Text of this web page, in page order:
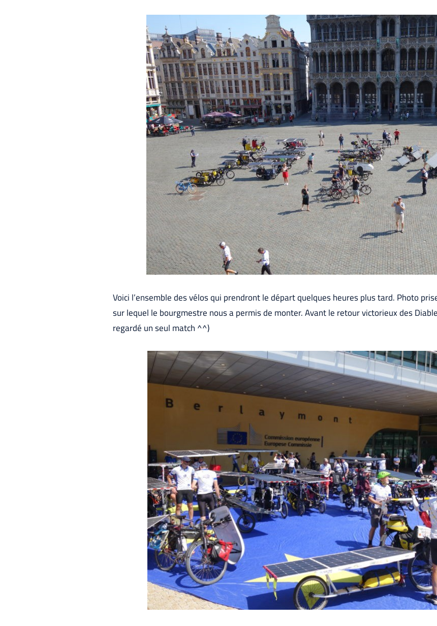
Voici l’ensemble des vélos qui prendront le départ quelques heures plus tard. Photo
sur lequel le bourgmestre nous a permis de monter. Avant le retour victorieux des
regardé un seul match ^^)